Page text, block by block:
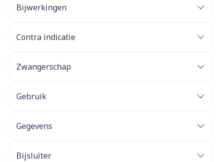
Bijwerkingen
Contra indicatie
Zwangerschap
Gebruik
Gegevens
Bijsluiter